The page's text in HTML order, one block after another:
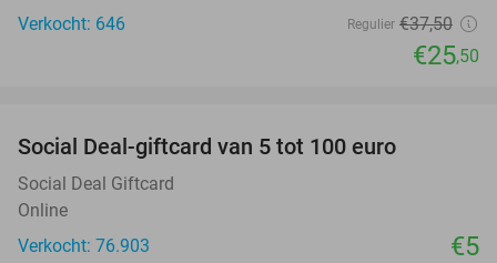
Verkocht: 646
Regulier €37,50
€25,50
Social Deal-giftcard van 5 tot 100 euro
Social Deal Giftcard
Online
Verkocht: 76.903
€5